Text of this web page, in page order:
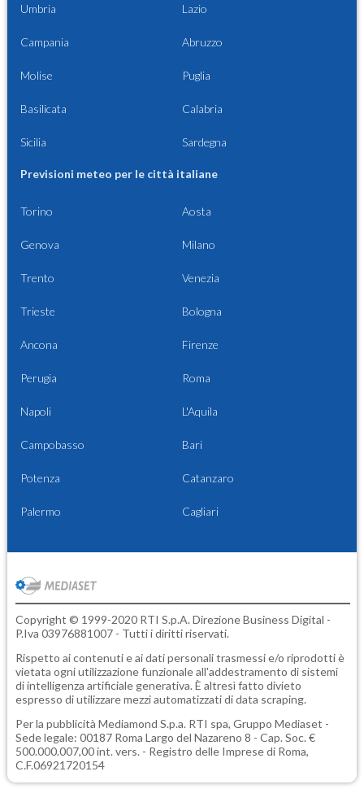
Umbria Lazio
Campania Abruzzo
Molise Puglia
Basilicata Calabria
Sicilia Sardegna
Previsioni meteo per le città italiane
Torino Aosta
Genova Milano
Trento Venezia
Trieste Bologna
Ancona Firenze
Perugia Roma
Napoli L'Aquila
Campobasso Bari
Potenza Catanzaro
Palermo Cagliari
Copyright © 1999-2020 RTI S.p.A. Direzione Business Digital -
P.Iva 03976881007 - Tutti i diritti riservati.
Rispetto ai contenuti e ai dati personali trasmessi e/o riprodotti è
vietata ogni utilizzazione funzionale all'addestramento di sistemi
di intelligenza artificiale generativa. È altresì fatto divieto
espresso di utilizzare mezzi automatizzati di data scraping.
Per la pubblicità Mediamond S.p.a. RTI spa, Gruppo Mediaset -
Sede legale: 00187 Roma Largo del Nazareno 8 - Cap. Soc. €
500.000.007,00 int. vers. - Registro delle Imprese di Roma,
C.F.06921720154